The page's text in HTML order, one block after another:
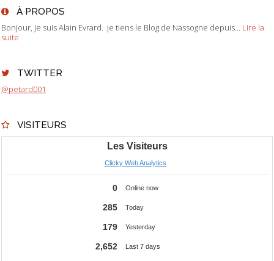
À PROPOS
Bonjour, Je suis Alain Evrard. je tiens le Blog de Nassogne depuis... Lire la
suite
TWITTER
@petard001
VISITEURS